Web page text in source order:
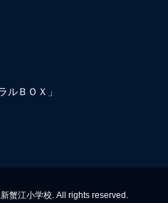
ルＢＯＸ」
蟹江小学校. All rights reserved.